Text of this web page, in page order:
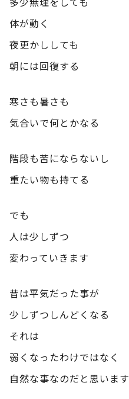
体が動く
夜更かししても
朝には回復する
寒さも暑さも
気合いで何とかなる
階段も苦にならないし
重たい物も持てる
でも
人は少しずつ
変わっていきます
昔は平気だった事が
少しずつしんどくなる
それは
弱くなったわけではなく
自然な事なのだと思います